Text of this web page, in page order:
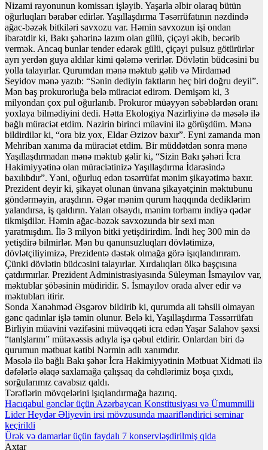
Nizami rayonunun komissarı işləyib. Yaşarla əlbir olaraq bütün
oğurluqları bərabər edirlər. Yaşıllaşdırma Təsərrüfatının nəzdində
ağac-bəzək bitkiləri savxozu var. Həmin savxozun işi ondan
ibarətdir ki, Bakı şəhərinə lazım olan gülü, çiçəyi əkib, becərib
vermək. Ancaq bunlar tender edərək gülü, çiçəyi pulsuz götürürlər
ayrı yerdən guya aldılar kimi qələmə verirlər. Dövlətin büdcəsini bu
yolla talayırlar. Qurumdan mənə məktub gəlib və Mirdaməd
Seyidov mənə yazıb: “Sənin dediyin faktların heç biri doğru deyil”.
Mən baş prokurorluğa belə müraciət edirəm. Demişəm ki, 3
milyondan çox pul oğurlanıb. Prokuror müəyyən səbəblərdən oranı
yoxlaya bilmədiyini dedi. Hətta Ekologiya Nazirliyinə də məsələ ilə
bağlı müraciət etdim. Nazirin birinci müavini ilə görüşdüm. Mənə
bildirdilər ki, “ora biz yox, Eldar Əzizov baxır”. Eyni zamanda mən
Mehriban xanıma da müraciət etdim. Bir müddətdən sonra mənə
Yaşıllaşdırmadan mənə məktub gəlir ki, “Sizin Bakı şəhəri İcra
Hakimiyyətinə olan müraciətinizə Yaşıllaşdırma İdarəsində
baxılıbdır”. Yəni, oğurluq edən təsərrüfat mənim şikayətimə baxır.
Prezident deyir ki, şikayət olunan ünvana şikayətçinin məktubunu
göndərməyin, araşdırın. Əgər mənim qurum haqqında dediklərim
yalandırsa, iş qaldırın. Yalan olsaydı, mənim torbamı indiyə qədər
tikmişdilər. Həmin ağac-bəzək savxozunda bir sexi mən
yaratmışdım. İlə 3 milyon bitki yetişdirirdim. İndi heç 300 min də
yetişdirə bilmirlər. Mən bu qanunsuzluqları dövlətimizə,
dövlətçiliyimizə, Prezidentə dəstək olmağa görə işıqlandırıram.
Çünki dövlətin büdcəsini talayırlar. Xırdalıqları ölkə başçısına
çatdırmırlar. Prezident Administrasiyasında Süleyman İsmayılov var,
məktublar şöbəsinin müdiridir. S. İsmayılov orada alver edir və
məktubları itirir.
Sonda Xanəhməd Əsgərov bildirib ki, qurumda ali təhsili olmayan
gənc qadınlar işlə təmin olunur. Belə ki, Yaşıllaşdırma Təssərrüfatı
Birliyin müavini vəzifəsini müvəqqəti icra edən Yaşar Salahov şəxsi
“tanlşlarını” mütəxəssis adıyla işə qəbul etdirir. Onlardan biri də
qurumun mətbuat katibi Nərmin adlı xanımdır.
Məsələ ilə bağlı Bakı şəhər İcra Hakimiyyətinin Mətbuat Xidməti ilə
dəfələrlə əlaqə saxlamağa çalışsaq da cəhdlərimiz boşa çıxdı,
sorğularımız cavabsız qaldı.
Tərəflərin mövqelərini işıqlandırmağa hazırıq.
Yazı
naviqasiyası
Hacıqabul gənclər üçün Azərbaycan Konstitusiyası və Ümummilli
Lider Heydər Əliyevin irsi mövzusunda maarifləndirici seminar
keçirildi
Ürək və damarlar üçün faydalı 7 konservləşdirilmiş qida
Axtar